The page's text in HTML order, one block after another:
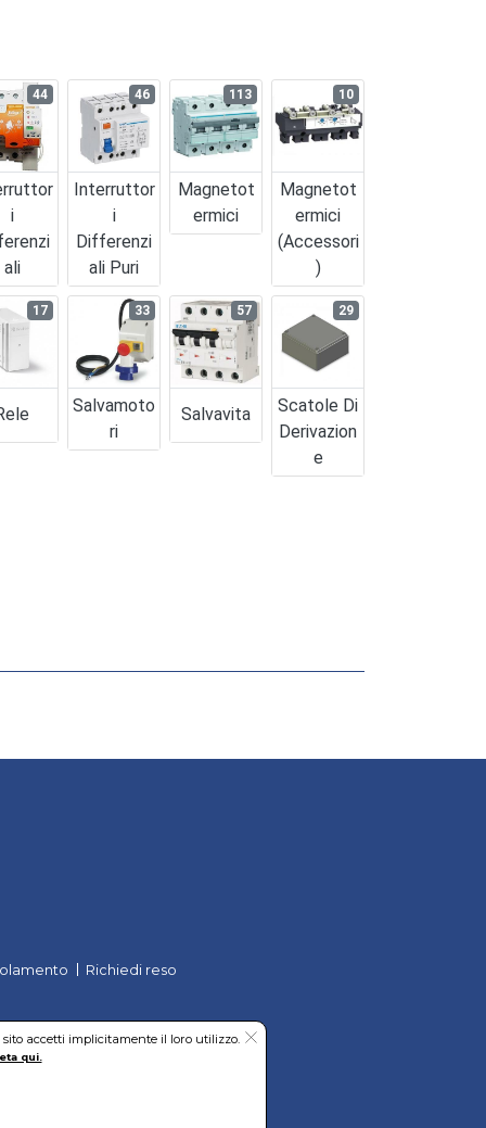
I
Ali
44
Interruttor
I
Differenzi
Ali Puri
46
Magnetot
Ermici
113
Magnetot
Ermici
(accessori
)
10
17
Salvamoto
Ri
33
Salvavita
57
Scatole Di
Derivazion
E
29
Richiedi reso
accetti implicitamente il loro utilizzo.
qui.